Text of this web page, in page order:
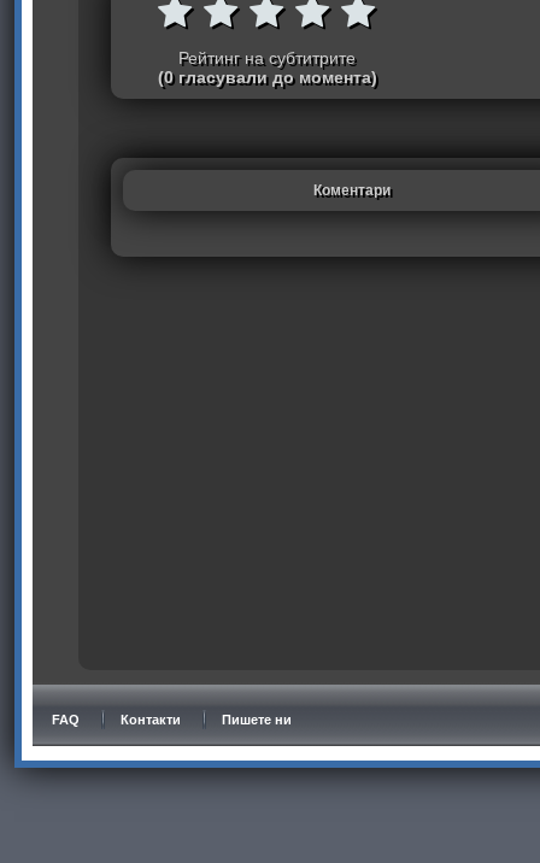
Рейтинг на субтитрите
(0 гласували до момента)
Коментари
FAQ Контакти Пишете ни